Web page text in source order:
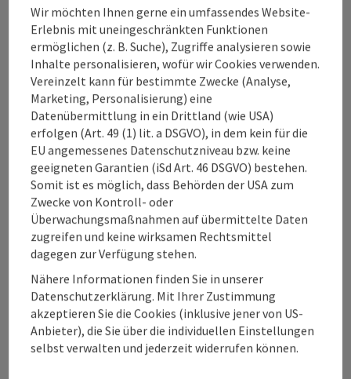
Alpenland Tourismus GmbH
Bahnhofstraße 2
4580 Windischgarsten
+43 50 360 360 360
info@360alpenland.com
InstagramFacebookYouTube
Kontaktformular
Wir möchten Ihnen gerne ein umfassendes Website-
Erlebnis mit uneingeschränkten Funktionen
ermöglichen (z. B. Suche), Zugriffe analysieren sowie
Inhalte personalisieren, wofür wir Cookies verwenden.
Vereinzelt kann für bestimmte Zwecke (Analyse,
Marketing, Personalisierung) eine
Datenübermittlung in ein Drittland (wie USA)
erfolgen (Art. 49 (1) lit. a DSGVO), in dem kein für die
EU angemessenes Datenschutzniveau bzw. keine
geeigneten Garantien (iSd Art. 46 DSGVO) bestehen.
Somit ist es möglich, dass Behörden der USA zum
Zwecke von Kontroll- oder
Überwachungsmaßnahmen auf übermittelte Daten
zugreifen und keine wirksamen Rechtsmittel
dagegen zur Verfügung stehen.
Nähere Informationen finden Sie in unserer
Datenschutzerklärung. Mit Ihrer Zustimmung
akzeptieren Sie die Cookies (inklusive jener von US-
Anbieter), die Sie über die individuellen Einstellungen
selbst verwalten und jederzeit widerrufen können.